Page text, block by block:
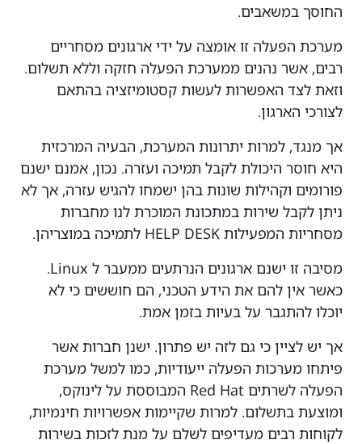
החוסך במשאבים.
מערכת הפעלה זו אומצה על ידי ארגונים מסחריים
רבים, אשר נהנים ממערכת הפעלה חזקה וללא תשלום.
וזאת לצד האפשרות לעשות קסטומיזציה בהתאם
לצורכי הארגון.
אך מנגד, למרות יתרונות המערכת, הבעיה המרכזית
היא חוסר היכולת לקבל תמיכה ועזרה. נכון, אמנם ישנם
פורומים וקהילות שונות בהן ישמחו להגיש עזרה, אך לא
ניתן לקבל שירות במתכונת המוכרת לנו מחברות
מסחריות המפעילות HELP DESK לתמיכה במוצריהן.
מסיבה זו ישנם ארגונים הנרתעים ממעבר ל Linux.
כאשר אין להם את הידע הטכני, הם חוששים כי לא
יוכלו להתגבר על בעיות בזמן אמת.
אך יש לציין כי גם לזה יש פתרון. ישנן חברות אשר
פיתחו מערכות הפעלה ייעודיות, כמו למשל מערכת
הפעלה לשרתים Red Hat המבוססת על לינוקס,
ומוצעת בתשלום. למרות שקיימות אפשרויות חינמיות,
לקוחות רבים מעדיפים לשלם על מנת לזכות בשירות